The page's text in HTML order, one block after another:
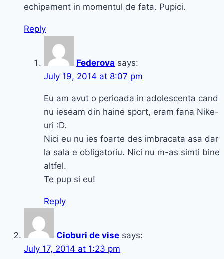
echipament in momentul de fata. Pupici.
Reply
Federova says:
July 19, 2014 at 8:07 pm
Eu am avut o perioada in adolescenta cand
nu ieseam din haine sport, eram fana Nike-
uri :D.
Nici eu nu ies foarte des imbracata asa dar
la sala e obligatoriu. Nici nu m-as simti bine
altfel.
Te pup si eu!
Reply
Cioburi de vise says:
July 17, 2014 at 1:23 pm